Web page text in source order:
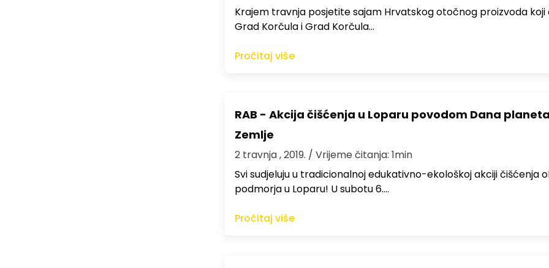
Krajem travnja posjetite sajam Hrvatskog otočnog proizvoda koji
Grad Korčula i Grad Korčula…
Pročitaj više
RAB - Akcija čišćenja u Loparu povodom Dana planeta
Zemlje
2 travnja , 2019. / Vrijeme čitanja: 1min
Svi sudjeluju u tradicionalnoj edukativno-ekološkoj akciji čišćenja
podmorja u Loparu! U subotu 6.…
Pročitaj više